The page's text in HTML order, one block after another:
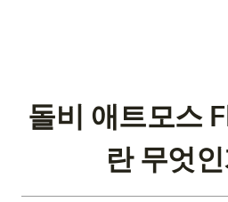
돌비 애트모스
란 무엇